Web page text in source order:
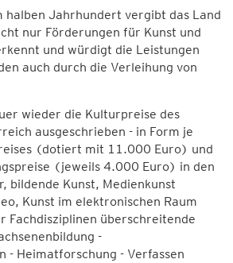
halben Jahrhundert vergibt das Land
nur Förderungen für Kunst und
und würdigt die Leistungen
auch durch die Verleihung von
wieder die Kulturpreise des
ausgeschrieben - in Form je
(dotiert mit 11.000 Euro) und
(jeweils 4.000 Euro) in den
bildende Kunst, Medienkunst
Kunst im elektronischen Raum
Fachdisziplinen überschreitende
-
- Heimatforschung - Verfassen